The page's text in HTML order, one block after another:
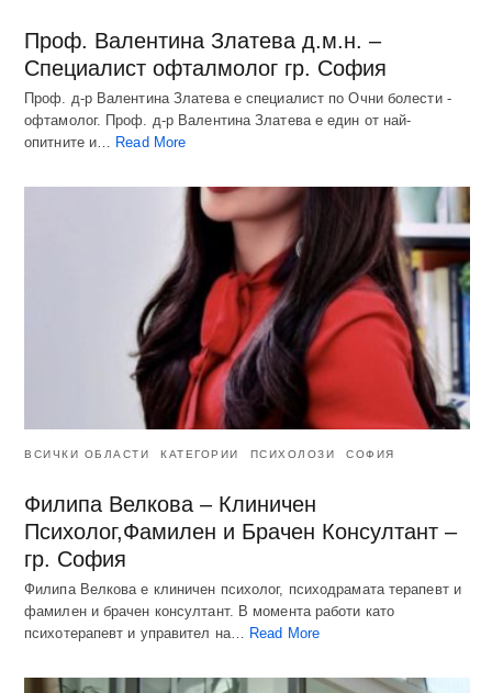
Проф. Валентина Златева д.м.н. –
Специалист офталмолог гр. София
Проф. д-р Валентина Златева е специалист по Очни болести -
офтамолог. Проф. д-р Валентина Златева е един от най-
опитните и… Read More
ВСИЧКИ ОБЛАСТИ КАТЕГОРИИ ПСИХОЛОЗИ СОФИЯ
Филипа Велкова – Клиничен
Психолог,Фамилен и Брачен Консултант –
гр. София
Филипа Велкова е клиничен психолог, психодрамата терапевт и
фамилен и брачен консултант. В момента работи като
психотерапевт и управител на…
Read More